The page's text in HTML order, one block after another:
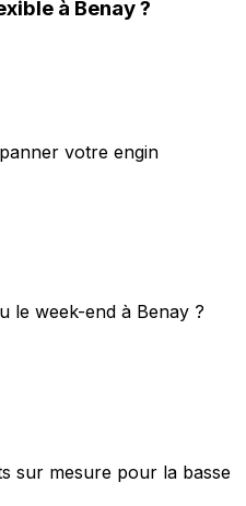
à Benay?
votre engin
le week-end à Benay ?
sur mesure pour la basse